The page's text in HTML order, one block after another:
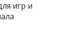
игр и